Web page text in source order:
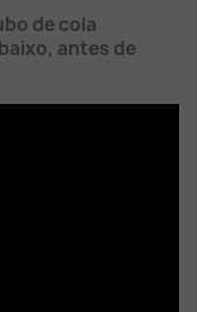
de cola
antes de